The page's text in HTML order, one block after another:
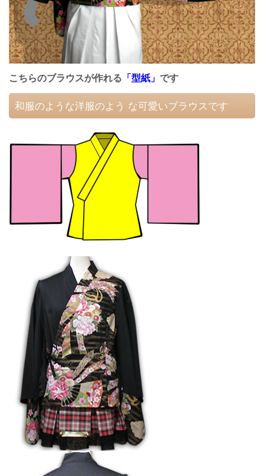
こちらのブラウスが作れる 「型紙」 です
和服のような洋服のよう な可愛いブラウスです